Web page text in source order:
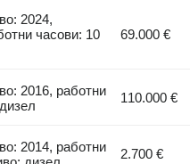
2024,
часови: 10
69.000 €
2016, работни
110.000 €
2014, работни
2.700 €